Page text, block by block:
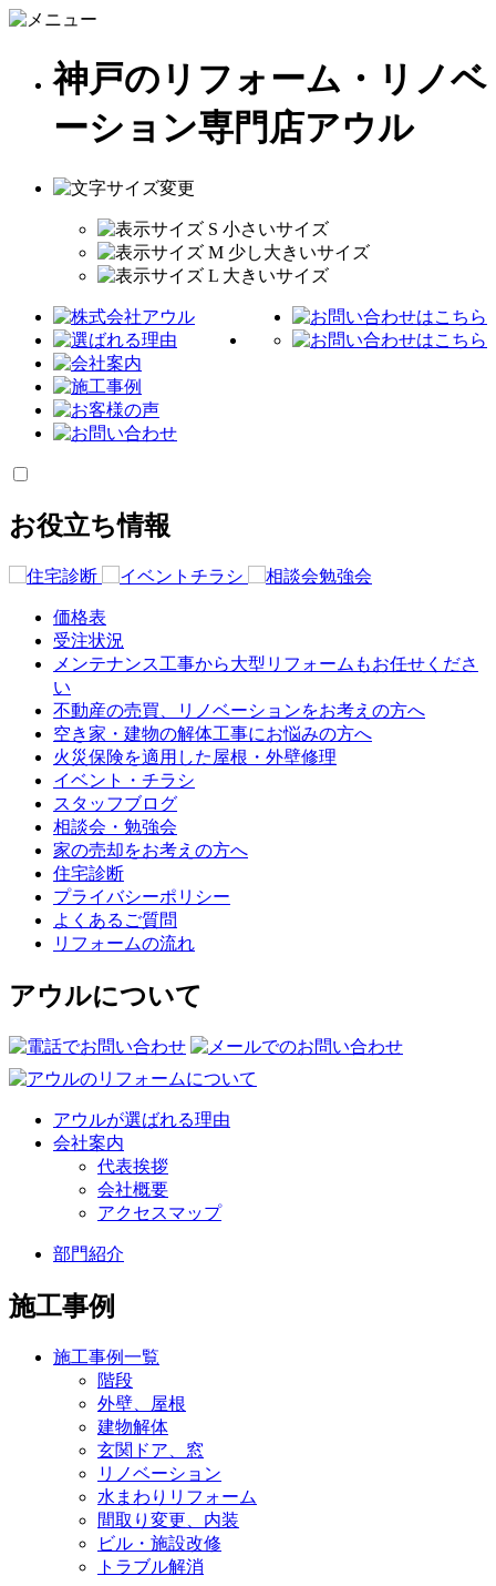
神戸のリフォーム・リノベ
ーション専門店アウル
お役立ち情報
価格表
受注状況
メンテナンス工事から大型リフォームもお任せくださ
い
不動産の売買、リノベーションをお考えの方へ
空き家・建物の解体工事にお悩みの方へ
火災保険を適用した屋根・外壁修理
イベント・チラシ
スタッフブログ
相談会・勉強会
家の売却をお考えの方へ
住宅診断
プライバシーポリシー
よくあるご質問
リフォームの流れ
アウルについて
アウルが選ばれる理由
会社案内
代表挨拶
会社概要
アクセスマップ
部門紹介
施工事例
施工事例一覧
階段
外壁、屋根
建物解体
玄関ドア、窓
リノベーション
水まわりリフォーム
間取り変更、内装
ビル・施設改修
トラブル解消